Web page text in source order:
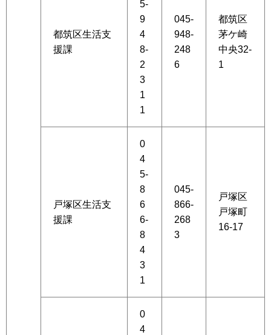
都筑区生活支
援課
5-
9
4
8-
2
3
1
1
045-
948-
248
6
都筑区
茅ケ崎
中央32-
1
戸塚区生活支
援課
0
4
5-
8
6
6-
8
4
3
1
045-
866-
268
3
戸塚区
戸塚町
16-17
0
4